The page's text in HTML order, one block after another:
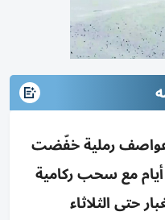
رملية خفّضت
الرؤية، واستمرار الأمطار 3 أيام مع سحب ركامية
حتى الثلاثاء